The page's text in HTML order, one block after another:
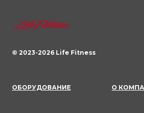
© 2023-2026 Life Fitness
ОБОРУДОВАНИЕ О